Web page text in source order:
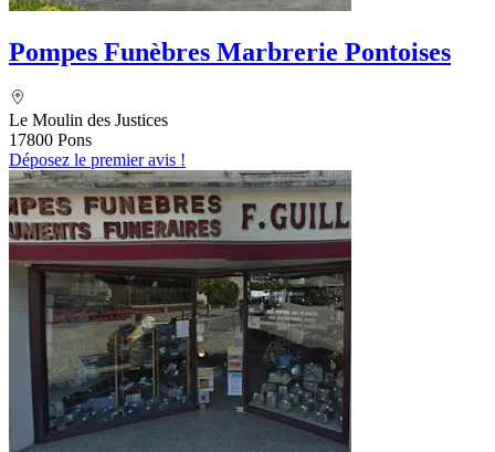
Pompes Funèbres Marbrerie Pontoises
Le Moulin des Justices
17800 Pons
Déposez le premier avis !